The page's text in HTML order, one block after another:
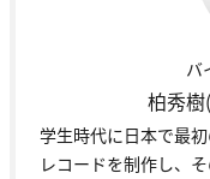
バ
柏秀
学生時代に日本で最
レコードを制作し、